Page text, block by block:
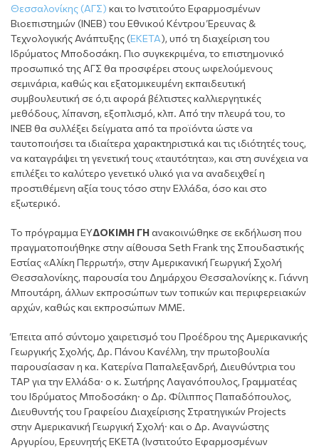
Θεσσαλονίκης (ΑΓΣ) και το Ινστιτούτο Εφαρμοσμένων
Βιοεπιστημών (ΙΝΕΒ) του Εθνικού Κέντρου Έρευνας &
Τεχνολογικής Ανάπτυξης (ΕΚΕΤΑ), υπό τη διαχείριση του
Ιδρύματος Μποδοσάκη. Πιο συγκεκριμένα, το επιστημονικό
προσωπικό της ΑΓΣ θα προσφέρει στους ωφελούμενους
σεμινάρια, καθώς και εξατομικευμένη εκπαιδευτική
συμβουλευτική σε ό,τι αφορά βέλτιστες καλλιεργητικές
μεθόδους, λίπανση, εξοπλισμό, κλπ. Από την πλευρά του, το
ΙΝΕΒ θα συλλέξει δείγματα από τα προϊόντα ώστε να
ταυτοποιήσει τα ιδιαίτερα χαρακτηριστικά και τις ιδιότητές τους,
να καταγράψει τη γενετική τους «ταυτότητα», και στη συνέχεια να
επιλέξει το καλύτερο γενετικό υλικό για να αναδειχθεί η
προστιθέμενη αξία τους τόσο στην Ελλάδα, όσο και στο
εξωτερικό.
Το πρόγραμμα ΕΥΔΟΚΙΜΗ ΓΗανακοινώθηκε σε εκδήλωση που
πραγματοποιήθηκε στην αίθουσα Seth Frank της Σπουδαστικής
Εστίας «Αλίκη Περρωτή», στην Αμερικανική Γεωργική Σχολή
Θεσσαλονίκης, παρουσία του Δημάρχου Θεσσαλονίκης κ. Γιάννη
Μπουτάρη, άλλων εκπροσώπων των τοπικών και περιφερειακών
αρχών, καθώς και εκπροσώπων ΜΜΕ.
Έπειτα από σύντομο χαιρετισμό του Προέδρου της Αμερικανικής
Γεωργικής Σχολής, Δρ. Πάνου Κανέλλη, την πρωτοβουλία
παρουσίασαν η κα. Κατερίνα Παπαλεξανδρή, Διευθύντρια του
ΤΑΡ για την Ελλάδα· ο κ. Σωτήρης Λαγανόπουλος, Γραμματέας
του Ιδρύματος Μποδοσάκη· ο Δρ. Φίλιππος Παπαδόπουλος,
Διευθυντής του Γραφείου Διαχείρισης Στρατηγικών Projects
στην Αμερικανική Γεωργική Σχολή· και ο Δρ. Αναγνώστης
Αργυρίου, Ερευνητής ΕΚΕΤΑ (Ινστιτούτο Εφαρμοσμένων